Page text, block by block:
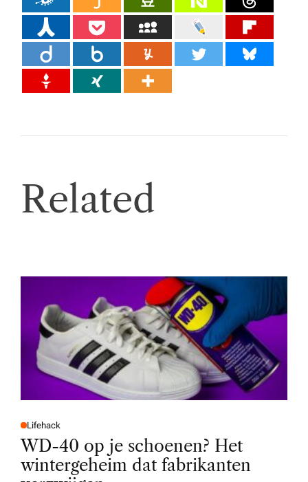
Related
P
O
S
E
D
Lifehack
WD-40 op je schoenen? Het
wintergeheim dat fabrikanten